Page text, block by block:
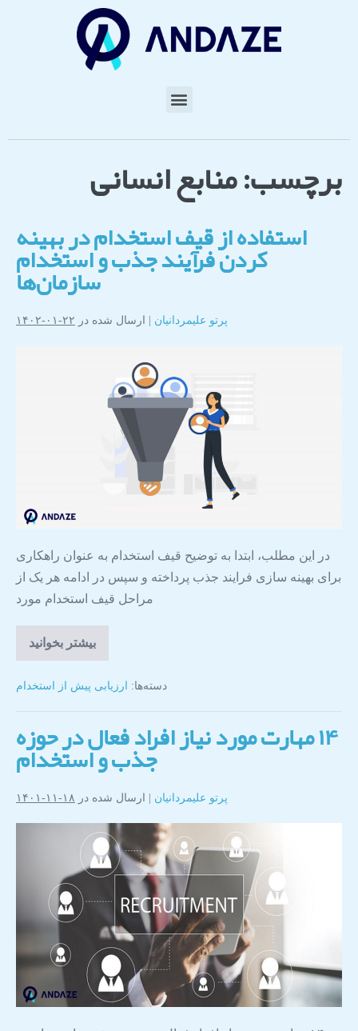
برچسب:منابع انسانی
استفاده از قیف استخدام در بهینه
کردن فرآیند جذب و استخدام
سازمان‌ها​
پرتو علیمردانیان| ارسال شده در ۲۲-۰۱-۱۴۰۲
در این مطلب، ابتدا به توضیح قیف استخدام به عنوان راهکاری
برای بهینه سازی فرایند جذب پرداخته و سپس در ادامه هر یک از
مراحل قیف استخدام مورد
بیشتر بخوانید
دسته‌ها: ارزیابی پیش از استخدام
۱۴ مهارت مورد نیاز افراد فعال در حوزه
جذب و استخدام
پرتو علیمردانیان| ارسال شده در ۱۸-۱۱-۱۴۰۱